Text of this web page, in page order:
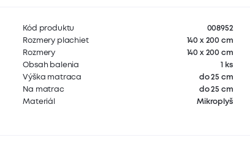
Kód produktu
008952
Rozmery plachiet
140 x 200 cm
Rozmery
140 x 200 cm
Obsah balenia
1 ks
Výška matraca
do 25 cm
Na matrac
do 25 cm
Materiál
Mikroplyš